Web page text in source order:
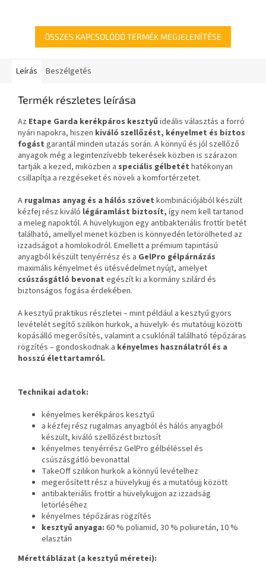
ÖSSZES KAPCSOLÓDÓ TERMÉK MEGJELENÍTÉSE
Leírás Beszélgetés
Termék részletes leírása
Az Etape Garda kerékpáros kesztyű ideális választás a forró
nyári napokra, hiszen kiváló szellőzést, kényelmet és biztos
fogást garantál minden utazás során. A könnyű és jól szellőző
anyagok még a legintenzívebb tekerések közben is szárazon
tartják a kezed, miközben a speciális gélbetét hatékonyan
csillapítja a rezgéseket és növeli a komfortérzetet.
A rugalmas anyag és a hálós szövet kombinációjából készült
kézfej rész kiváló légáramlást biztosít, így nem kell tartanod
a meleg napoktól. A hüvelykujjon egy antibakteriális frottír betét
található, amellyel menet közben is könnyedén letörölheted az
izzadságot a homlokodról. Emellett a prémium tapintású
anyagból készült tenyérrész és a GelPro gélpárnázás
maximális kényelmet és ütésvédelmet nyújt, amelyet
csúszásgátló bevonat egészít ki a kormány szilárd és
biztonságos fogása érdekében.
A kesztyű praktikus részletei – mint például a kesztyű gyors
levételét segítő szilikon hurkok, a hüvelyk- és mutatóujj közötti
kopásálló megerősítés, valamint a csuklónál található tépőzáras
rögzítés – gondoskodnak a kényelmes használatról és a
hosszú élettartamról.
Technikai adatok:
kényelmes kerékpáros kesztyű
a kézfej rész rugalmas anyagból és hálós anyagból
készült, kiváló szellőzést biztosít
kényelmes tenyérrész GelPro gélbéléssel és
csúszásgátló bevonattal
TakeOff szilikon hurkok a könnyű levételhez
megerősített rész a hüvelykujj és a mutatóujj között
antibakteriális frottír a hüvelykujjon az izzadság
letörléséhez
kényelmes tépőzáras rögzítés
kesztyű anyaga: 60% poliamid, 30 % poliuretán, 10 %
elasztán
Mérettáblázat (a kesztyű méretei):